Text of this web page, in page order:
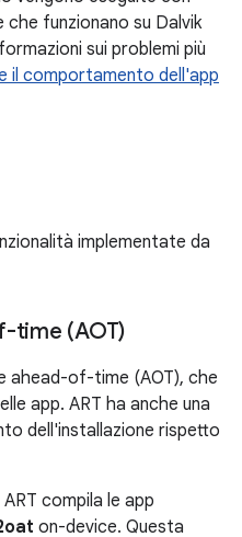
che funzionano su Dalvik
sui problemi più
il comportamento dell'app
implementate da
time (AOT)
ahead-of-time (AOT), che
app. ART ha anche una
dell'installazione rispetto
compila le app
on-device. Questa